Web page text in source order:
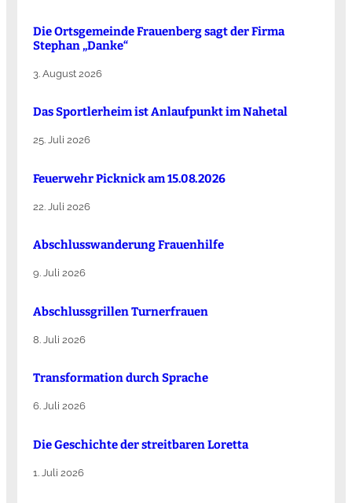
Die Ortsgemeinde Frauenberg sagt der Firma
Stephan „Danke“
3. August 2026
Das Sportlerheim ist Anlaufpunkt im Nahetal
25. Juli 2026
Feuerwehr Picknick am 15.08.2026
22. Juli 2026
Abschlusswanderung Frauenhilfe
9. Juli 2026
Abschlussgrillen Turnerfrauen
8. Juli 2026
Transformation durch Sprache
6. Juli 2026
Die Ge­schich­te der streit­ba­ren Lo­ret­ta
1. Juli 2026